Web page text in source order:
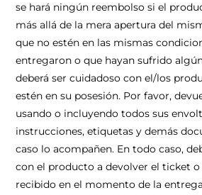
se hará ningún reembolso si el
más allá de la mera apertura del
que no estén en las mismas
entregaron o que hayan sufrido
deberá ser cuidadoso con el/los
estén en su posesión. Por favor,
usando o incluyendo todos sus
instrucciones, etiquetas y demás
caso lo acompañen. En todo caso,
con el producto a devolver el ticket o
recibido en el momento de la